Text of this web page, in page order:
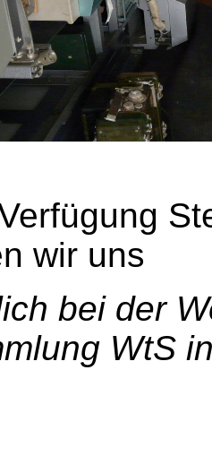
wir uns
bei der
WtS